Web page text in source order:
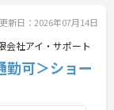
更新日：2026年07月14日
会社アイ・サポート
勤可＞ショー